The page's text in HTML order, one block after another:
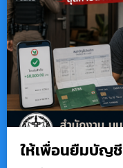
ให้เพื่อนยืมบัญชี